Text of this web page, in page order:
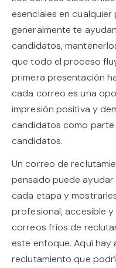
esenciales en
generalmente te
candidatos,
que todo el proceso
primera presentación
cada correo es una
impresión positiva y
candidatos como parte
candidatos.
Un correo de
pensado puede
cada etapa y
profesional, accesible
correos fríos de
este enfoque. Aquí
reclutamiento que